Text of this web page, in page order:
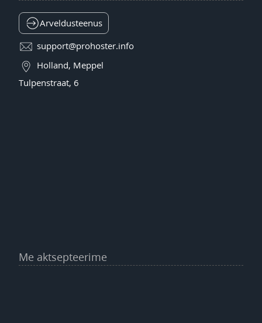
Arveldusteenus
support@prohoster.info
Holland, Meppel
Tulpenstraat, 6
Me aktsepteerime